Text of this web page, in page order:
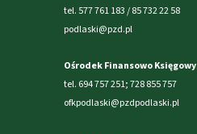
tel. 577 761 183 / 85 732 22 58
podlaski@pzd.pl
Ośrodek Finansowo Księgowy
tel. 694 757 251; 728 855 757
ofkpodlaski@pzdpodlaski.pl